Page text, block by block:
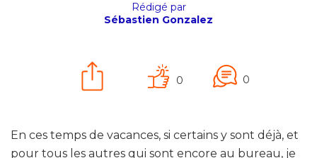
Rédigé par
Sébastien Gonzalez
0 0
En ces temps de vacances, si certains y sont déjà, et
pour tous les autres qui sont encore au bureau, je